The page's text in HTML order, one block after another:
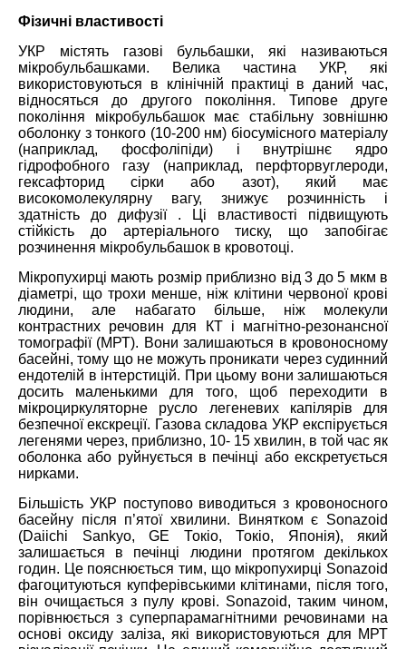
Фізичні властивості
УКР містять газові бульбашки, які називаються
мікробульбашками. Велика частина УКР, які
використовуються в клінічній практиці в даний час,
відносяться до другого покоління. Типове друге
покоління мікробульбашок має стабільну зовнішню
оболонку з тонкого (10-200 нм) біосумісного матеріалу
(наприклад, фосфоліпіди) і внутрішнє ядро
гідрофобного газу (наприклад, перфторвуглероди,
гексафторид сірки або азот), який має
високомолекулярну вагу, знижує розчинність і
здатність до дифузії . Ці властивості підвищують
стійкість до артеріального тиску, що запобігає
розчинення мікробульбашок в кровотоці.
Мікропухирці мають розмір приблизно від 3 до 5 мкм в
діаметрі, що трохи менше, ніж клітини червоної крові
людини, але набагато більше, ніж молекули
контрастних речовин для КТ і магнітно-резонансної
томографії (МРТ). Вони залишаються в кровоносному
басейні, тому що не можуть проникати через судинний
ендотелій в інтерстицій. При цьому вони залишаються
досить маленькими для того, щоб переходити в
мікроциркуляторне русло легеневих капілярів для
безпечної екскреції. Газова складова УКР експірується
легенями через, приблизно, 10- 15 хвилин, в той час як
оболонка або руйнується в печінці або екскретується
нирками.
Більшість УКР поступово виводиться з кровоносного
басейну після п’ятої хвилини. Винятком є Sonazoid
(Daiichi Sankyo, GE Токіо, Токіо, Японія), який
залишається в печінці людини протягом декількох
годин. Це пояснюється тим, що мікропухирці Sonazoid
фагоцитуються купферівськими клітинами, після того,
він очищається з пулу крові. Sonazoid, таким чином,
порівнюється з суперпарамагнітними речовинами на
основі оксиду заліза, які використовуються для МРТ